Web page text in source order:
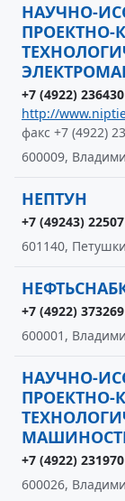
НАУЧНО-
ПРОЕКТНО-
+7 (4922) 236430
http://
факс +7 (4922)
600009,
НЕПТУН
+7 (49243) 22507
601140,
+7 (4922) 373269
600001,
НАУЧНО-
ПРОЕКТНО-
+7 (4922) 231970
600026,